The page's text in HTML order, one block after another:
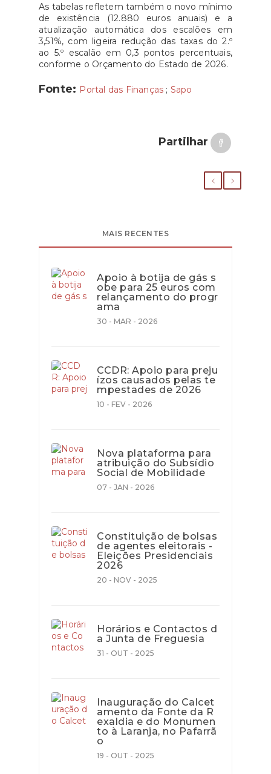
As tabelas refletem também o novo mínimo
de existência (12.880 euros anuais) e a
atualização automática dos escalões em
3,51%, com ligeira redução das taxas do 2.º
ao 5.º escalão em 0,3 pontos percentuais,
conforme o Orçamento do Estado de 2026.
Fonte: Portal das Finanças ; Sapo
Partilhar
MAIS RECENTES
Apoio à botija de gás s
obe para 25 euros com
relançamento do progr
ama
30 - MAR - 2026
CCDR: Apoio para preju
ízos causados pelas te
mpestades de 2026
10 - FEV - 2026
Nova plataforma para
atribuição do Subsídio
Social de Mobilidade
07 - JAN - 2026
Constituição de bolsas
de agentes eleitorais -
Eleições Presidenciais
2026
20 - NOV - 2025
Horários e Contactos d
a Junta de Freguesia
31 - OUT - 2025
Inauguração do Calcet
amento da Fonte da R
exaldia e do Monumen
to à Laranja, no Pafarrã
o
19 - OUT - 2025